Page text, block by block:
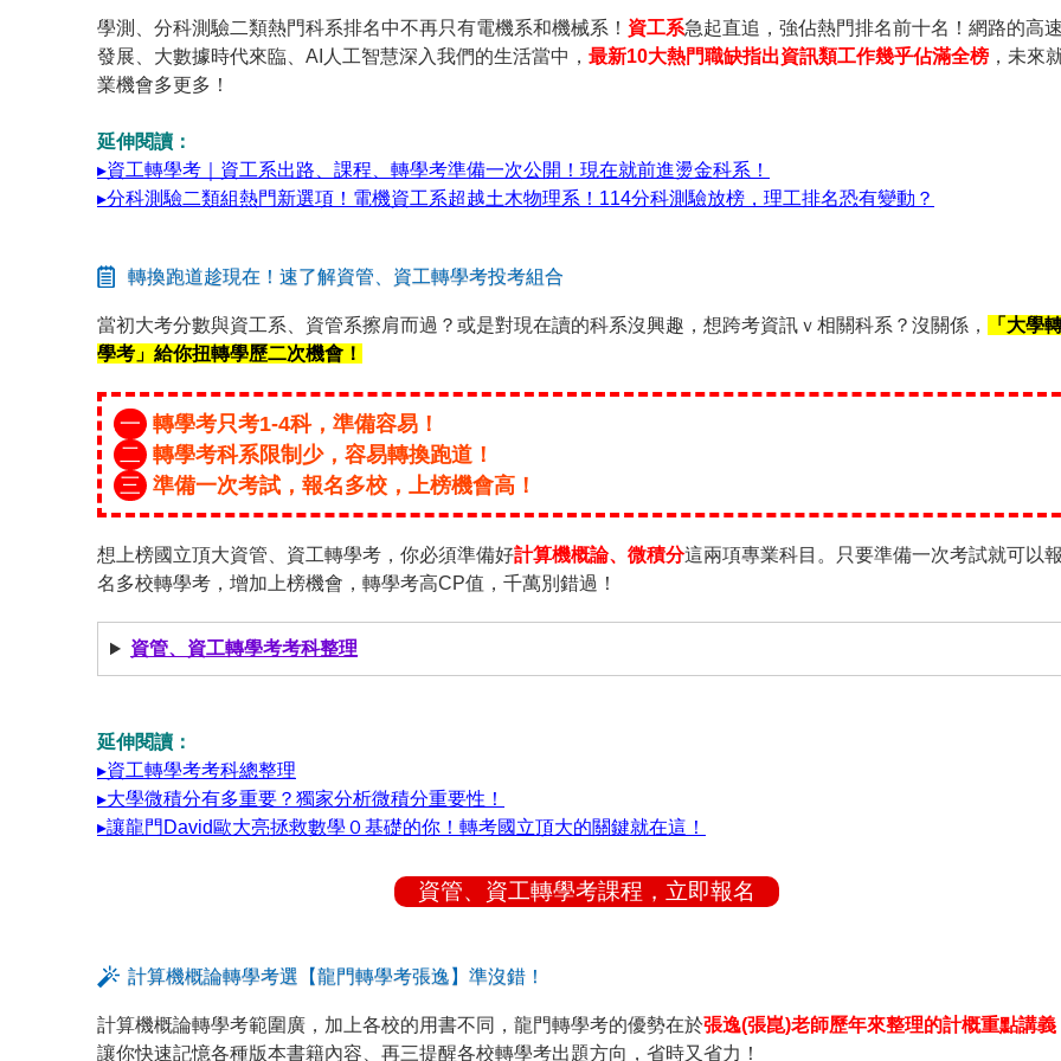
學測、分科測驗二類熱門科系排名中不再只有電機系和機械系！ 資工系急起直追，強佔熱門排名前十名！網路的高速
發展、大數據時代來臨、AI人工智慧深入我們的生活當中， 最新10大熱門職缺指出資訊類工作幾乎佔滿全榜 ，未來
業機會多更多！
延伸閱讀：
▸資工轉學考｜資工系出路、課程、轉學考準備一次公開！現在就前進燙金科系！
▸分科測驗二類組熱門新選項！電機資工系超越土木物理系！114分科測驗放榜，理工排名恐有變動？
轉換跑道趁現在！速了解資管、資工轉學考投考組合
當初大考分數與資工系、資管系擦肩而過？或是對現在讀的科系沒興趣，想跨考資訊ｖ相關科系？沒關係，
「大學
學考」給你扭轉學歷二次機會！
一 轉學考只考1-4科，準備容易！
二 轉學考科系限制少，容易轉換跑道！
三 準備一次考試，報名多校，上榜機會高！
想上榜國立頂大資管、資工轉學考，你必須準備好計算機概論、微積分這兩項專業科目。只要準備一次考試就可以報
名多校轉學考，增加上榜機會，轉學考高CP值，千萬別錯過！
資管、資工轉學考考科整理
延伸閱讀：
▸資工轉學考考科總整理
▸大學微積分有多重要？獨家分析微積分重要性！
▸讓龍門David歐大亮拯救數學０基礎的你！轉考國立頂大的關鍵就在這！
資管、資工轉學考課程，立即報名
計算機概論轉學考選【龍門轉學考張逸】準沒錯！
計算機概論轉學考範圍廣，加上各校的用書不同，龍門轉學考的優勢在於張逸(張崑)老師歷年來整理的計概重點講義
讓你快速記憶各種版本書籍內容、再三提醒各校轉學考出題方向，省時又省力！